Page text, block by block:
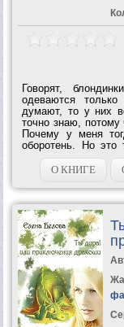
Говорят,
одеваются
думают, то у них
точно знаю, потому
Почему у меня
оборотень. Но
полно драконов,
Это мой новый
О КНИГЕ